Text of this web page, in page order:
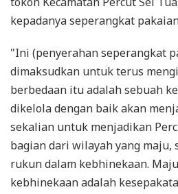
kepadanya seperangkat
"Ini (penyerahan seperangkat
dimaksudkan untuk terus
berbedaan itu adalah sebuah
dikelola dengan baik akan
sekalian untuk menjadikan
bagian dari wilayah yang
rukun dalam kebhinekaan.
kebhinekaan adalah